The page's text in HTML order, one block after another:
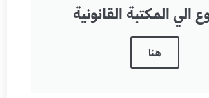
الي المكتبة القانونية
هنا